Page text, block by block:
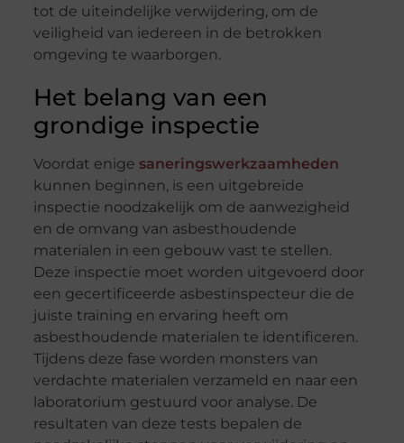
tot de uiteindelijke verwijdering, om de
veiligheid van iedereen in de betrokken
omgeving te waarborgen.
Het belang van een
grondige inspectie
Voordat enige saneringswerkzaamheden
kunnen beginnen, is een uitgebreide
inspectie noodzakelijk om de aanwezigheid
en de omvang van asbesthoudende
materialen in een gebouw vast te stellen.
Deze inspectie moet worden uitgevoerd door
een gecertificeerde asbestinspecteur die de
juiste training en ervaring heeft om
asbesthoudende materialen te identificeren.
Tijdens deze fase worden monsters van
verdachte materialen verzameld en naar een
laboratorium gestuurd voor analyse. De
resultaten van deze tests bepalen de